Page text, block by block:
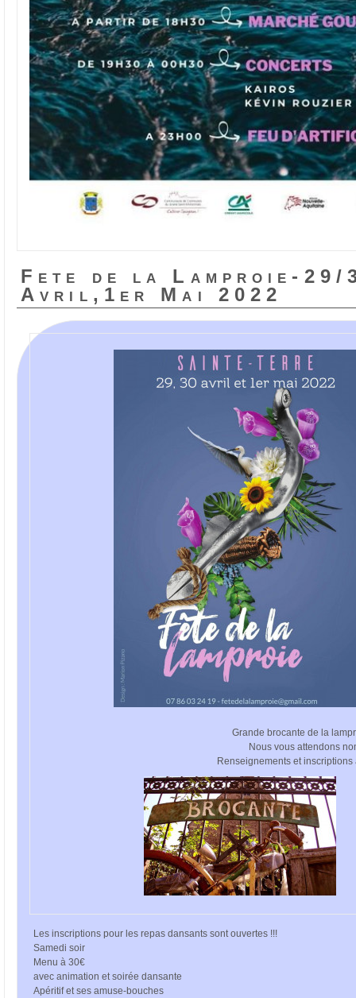
Fete de la Lamproie-29/
Avril,1er Mai 2022
Grande brocante de la
Nous vous attendons
Renseignements et
Les inscriptions pour les repas dansants sont ouvertes !!!
Samedi soir
Menu à 30€
avec animation et soirée dansante
Apéritif et ses amuse-bouches